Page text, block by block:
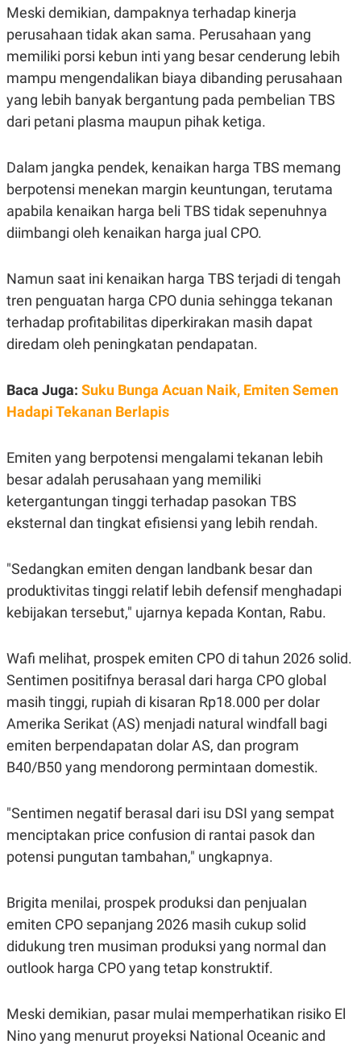
Meski demikian, dampaknya terhadap kinerja
perusahaan tidak akan sama. Perusahaan yang
memiliki porsi kebun inti yang besar cenderung lebih
mampu mengendalikan biaya dibanding perusahaan
yang lebih banyak bergantung pada pembelian TBS
dari petani plasma maupun pihak ketiga.
Dalam jangka pendek, kenaikan harga TBS memang
berpotensi menekan margin keuntungan, terutama
apabila kenaikan harga beli TBS tidak sepenuhnya
diimbangi oleh kenaikan harga jual CPO.
Namun saat ini kenaikan harga TBS terjadi di tengah
tren penguatan harga CPO dunia sehingga tekanan
terhadap profitabilitas diperkirakan masih dapat
diredam oleh peningkatan pendapatan.
Baca Juga: Suku Bunga Acuan Naik, Emiten Semen
Hadapi Tekanan Berlapis
Emiten yang berpotensi mengalami tekanan lebih
besar adalah perusahaan yang memiliki
ketergantungan tinggi terhadap pasokan TBS
eksternal dan tingkat efisiensi yang lebih rendah.
"Sedangkan emiten dengan landbank besar dan
produktivitas tinggi relatif lebih defensif menghadapi
kebijakan tersebut," ujarnya kepada Kontan, Rabu.
Wafi melihat, prospek emiten CPO di tahun 2026 solid.
Sentimen positifnya berasal dari harga CPO global
masih tinggi, rupiah di kisaran Rp18.000 per dolar
Amerika Serikat (AS) menjadi natural windfall bagi
emiten berpendapatan dolar AS, dan program
B40/B50 yang mendorong permintaan domestik.
"Sentimen negatif berasal dari isu DSI yang sempat
menciptakan price confusion di rantai pasok dan
potensi pungutan tambahan," ungkapnya.
Brigita menilai, prospek produksi dan penjualan
emiten CPO sepanjang 2026 masih cukup solid
didukung tren musiman produksi yang normal dan
outlook harga CPO yang tetap konstruktif.
Meski demikian, pasar mulai memperhatikan risiko El
Nino yang menurut proyeksi National Oceanic and